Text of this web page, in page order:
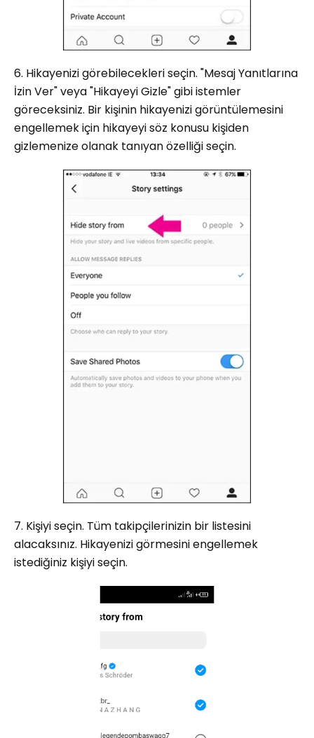
6. Hikayenizi görebilecekleri seçin. "Mesaj Yanıtlarına
İzin Ver" veya "Hikayeyi Gizle" gibi istemler
göreceksiniz. Bir kişinin hikayenizi görüntülemesini
engellemek için hikayeyi söz konusu kişiden
gizlemenize olanak tanıyan özelliği seçin.
7. Kişiyi seçin. Tüm takipçilerinizin bir listesini
alacaksınız. Hikayenizi görmesini engellemek
istediğiniz kişiyi seçin.